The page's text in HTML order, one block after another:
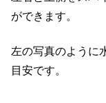
ができます。
左の写真のように
目安です。